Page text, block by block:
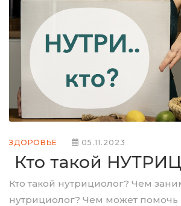
ЗДОРОВЬЕ 05.11.2023
Кто такой
Кто такой нутрициолог? Чем
нутрициолог? Чем может помочь